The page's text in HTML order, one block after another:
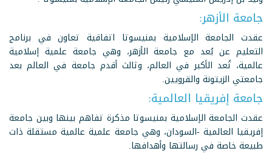
جامعة الأزهر:
عقدت الجامعة الإسلامية بمنيسوتا اتفاقية تعاون في برنامج
التعليم عن بُعد مع جامعة الأزهر، وهي جامعة علمية إسلامية
عالمية، تُعد الأكبر في العالم، وثالث أقدم جامعة في العالم بعد
جامعتي الزيتونة والقرويين.
جامعة إفريقيا العالمية:
عقدت الجامعة الإسلامية بمنيسوتا مذكرة تفاهم بينها وبين جامعة
إفريقيا العالمية -السودان، وهي جامعة علمية عالمية مستقلة ذات
طبيعة خاصة في رسالتها وأهدافها.